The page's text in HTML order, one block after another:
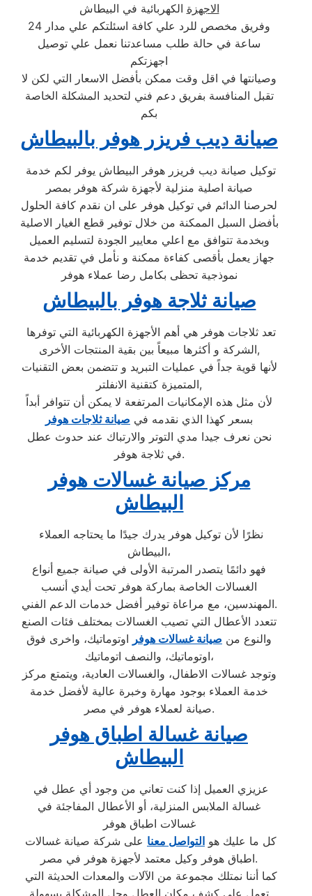
الاجهزة الكهربائية في البيطاش
وفريق مخصص للرد علي كافة اسئلتكم علي مدار 24
ساعة في حالة طلب مساعدتنا نعمل علي توصيل
اجهزتكم
وصيانتها في اقل وقت ممكن بأفضل الاسعار التي لكن لا
تقبل المنافسة بفريق دعم فني لتحديد المشكلة الخاصة
بكم
صيانة ديب فريزر هوفر بالبيطاش
صيانة اصلية منزلية لأجهزة شركة هوفر بمصر
لحرصنا الدائم في توكيل هوفر على ان نقدم كافة الحلول
بأفضل السبل الممكنة من خلال توفير قطع الغيار الاصلية
وبخدمة تتوافق مع اعلي معايير الجودة لتسليم العميل
جهاز يعمل بأقصى كفاءة ممكنة و نأمل في تقديم خدمة
نموذجية تحظى بكامل رضا عملاء هوفر
صيانة ثلاجة هوفر بالبيطاش
الشركة و أكثرها مبيعاً بين بقية المنتجات الأخرى,
لأنها قوية جداً في عمليات التبريد و تتضمن بعض التقنيات
المتميزة كتقنية الانفلتر,
لأن مثل هذه الإمكانيات المرتفعة لا يمكن أن تتوافر أبداً
بسعر كهذا الذي نقدمه في صيانة ثلاجات هوفر
نحن نعرف جيدا مدي التوتر والارتباك عند حدوث عطل
في ثلاجة هوفر.
مركز صيانة غسالات هوفر
البيطاش
البيطاش،
فهو دائمًا يتصدر المرتبة الأولى في صيانة جميع أنواع
الغسالات الخاصة بماركة هوفر تحت أيدي أنسب
المهندسين، مع مراعاة توفير أفضل خدمات الدعم الفني.
تتعدد الأعطال التي تصيب الغسالات بمختلف فئات الصنع
والنوع من صيانة غسالات هوفر اوتوماتيك، واخرى فوق
اوتوماتيك، والنصف اتوماتيك،
وتوجد غسالات الاطفال، والغسالات العادية، ويتمتع مركز
خدمة العملاء بوجود مهارة وخبرة عالية لأفضل خدمة
صيانة لعملاء هوفر في مصر.
صيانة غسالة اطباق هوفر
البيطاش
غسالة الملابس المنزلية، أو الأعطال المفاجئة في
غسالات اطباق هوفر
كل ما عليك هو التواصل معنا على شركة صيانة غسالات
اطباق هوفر وكيل معتمد لأجهزة هوفر في مصر.
تعمل على كشف مكان العطل وحل المشكلة بسهولة